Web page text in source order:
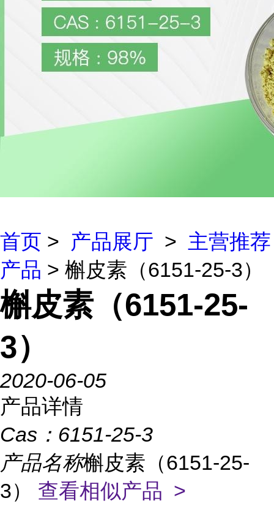
首页 > 产品展厅 > 主营推荐
产品 > 槲皮素（6151-25-3）
槲皮素（6151-25-
3）
2020-06-05
产品详情
Cas： 6151-25-3
产品名称槲皮素（6151-25-
3） 查看相似产品 >